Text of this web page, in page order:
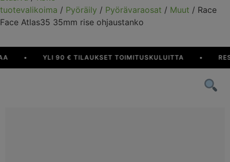
tuotevalikoima / Pyöräily / Pyörävaraosat / Muut / Race
Face Atlas35 35mm rise ohjaustanko
YLI 90 € TILAUKSET TOIMITUSKULUITTA